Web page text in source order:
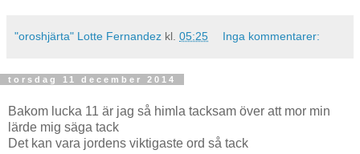
"oroshjärta" Lotte Fernandez kl. 05:25 Inga kommentarer:
torsdag 11 december 2014
Bakom lucka 11 är jag så himla tacksam över att mor min
lärde mig säga tack
Det kan vara jordens viktigaste ord så tack